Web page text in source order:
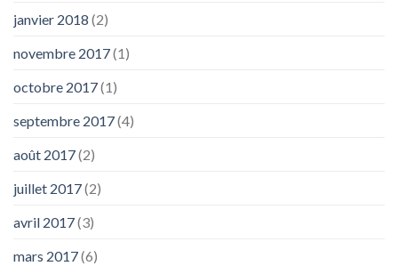
janvier 2018 (2)
novembre 2017(1)
octobre 2017(1)
septembre 2017(4)
août 2017(2)
juillet 2017(2)
avril 2017(3)
mars 2017(6)